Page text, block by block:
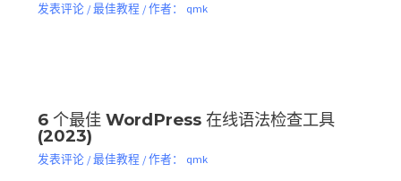
发表评论 /最佳教程 / 作者： qmk
6 个最佳 WordPress 在线语法检查工具
(2023)
发表评论 /最佳教程 / 作者： qmk